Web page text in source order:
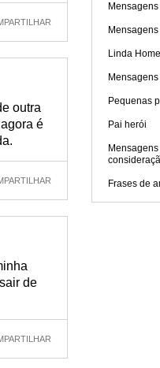
outra
é
de
Linda
Pequenas
Pai herói
Frases de